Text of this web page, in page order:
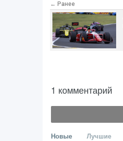
← Ранее
1 комментарий
Новые Лучшие